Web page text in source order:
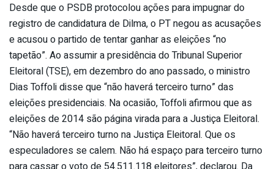
Desde que o PSDB protocolou ações para impugnar do
registro de candidatura de Dilma, o PT negou as acusações
e acusou o partido de tentar ganhar as eleições “no
tapetão”. Ao assumir a presidência do Tribunal Superior
Eleitoral (TSE), em dezembro do ano passado, o ministro
Dias Toffoli disse que “não haverá terceiro turno” das
eleições presidenciais. Na ocasião, Toffoli afirmou que as
eleições de 2014 são página virada para a Justiça Eleitoral.
“Não haverá terceiro turno na Justiça Eleitoral. Que os
especuladores se calem. Não há espaço para terceiro turno